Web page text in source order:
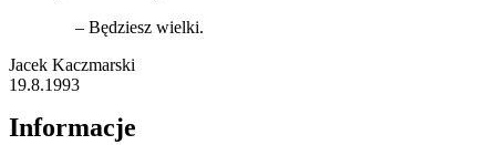
– Będziesz wielki.
Jacek Kaczmarski
19.8.1993
Informacje